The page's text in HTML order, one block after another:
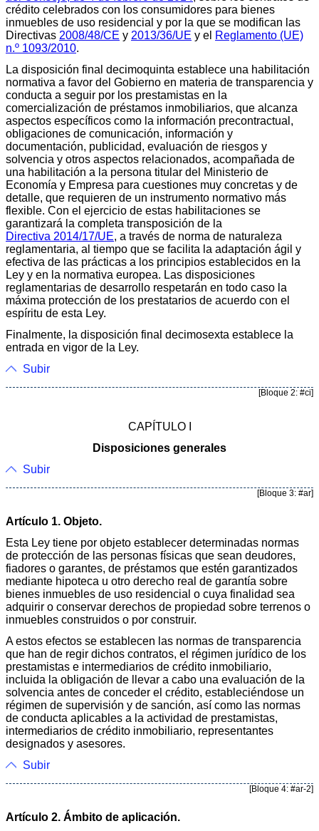
crédito celebrados con los consumidores para bienes
inmuebles de uso residencial y por la que se modifican las
Directivas 2008/48/CE y 2013/36/UE y el Reglamento (UE)
n.º 1093/2010.
La disposición final decimoquinta establece una habilitación
normativa a favor del Gobierno en materia de transparencia y
conducta a seguir por los prestamistas en la
comercialización de préstamos inmobiliarios, que alcanza
aspectos específicos como la información precontractual,
obligaciones de comunicación, información y
documentación, publicidad, evaluación de riesgos y
solvencia y otros aspectos relacionados, acompañada de
una habilitación a la persona titular del Ministerio de
Economía y Empresa para cuestiones muy concretas y de
detalle, que requieren de un instrumento normativo más
flexible. Con el ejercicio de estas habilitaciones se
garantizará la completa transposición de la
Directiva 2014/17/UE, a través de norma de naturaleza
reglamentaria, al tiempo que se facilita la adaptación ágil y
efectiva de las prácticas a los principios establecidos en la
Ley y en la normativa europea. Las disposiciones
reglamentarias de desarrollo respetarán en todo caso la
máxima protección de los prestatarios de acuerdo con el
espíritu de esta Ley.
Finalmente, la disposición final decimosexta establece la
entrada en vigor de la Ley.
Subir
[Bloque 2: #ci]
CAPÍTULO I
Disposiciones generales
Subir
[Bloque 3: #ar]
Artículo 1. Objeto.
Esta Ley tiene por objeto establecer determinadas normas
de protección de las personas físicas que sean deudores,
fiadores o garantes, de préstamos que estén garantizados
mediante hipoteca u otro derecho real de garantía sobre
bienes inmuebles de uso residencial o cuya finalidad sea
adquirir o conservar derechos de propiedad sobre terrenos o
inmuebles construidos o por construir.
A estos efectos se establecen las normas de transparencia
que han de regir dichos contratos, el régimen jurídico de los
prestamistas e intermediarios de crédito inmobiliario,
incluida la obligación de llevar a cabo una evaluación de la
solvencia antes de conceder el crédito, estableciéndose un
régimen de supervisión y de sanción, así como las normas
de conducta aplicables a la actividad de prestamistas,
intermediarios de crédito inmobiliario, representantes
designados y asesores.
Subir
[Bloque 4: #ar-2]
Artículo 2. Ámbito de aplicación.